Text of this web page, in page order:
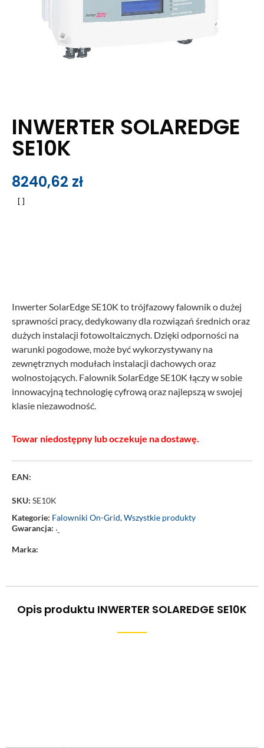
INWERTER SOLAREDGE
SE10K
8240,62 zł
Inwerter SolarEdge SE10K to trójfazowy falownik o dużej
sprawności pracy, dedykowany dla rozwiązań średnich oraz
dużych instalacji fotowoltaicznych. Dzięki odporności na
warunki pogodowe, może być wykorzystywany na
zewnętrznych modułach instalacji dachowych oraz
wolnostojących. Falownik SolarEdge SE10K łączy w sobie
innowacyjną technologię cyfrową oraz najlepszą w swojej
klasie niezawodność.
Towar niedostępny lub oczekuje na dostawę.
EAN:
SKU: SE10K
Kategorie: Falowniki On-Grid,Wszystkie produkty
Gwarancja: ‘-
Marka:
Opis produktu INWERTER SOLAREDGE SE10K